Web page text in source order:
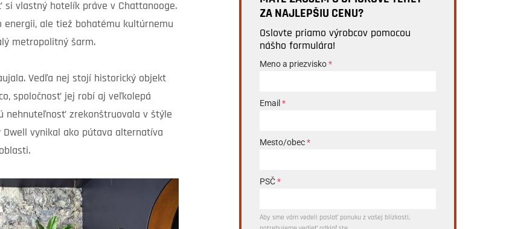
vlastný hotelík práve v Chattanooge.
ale tiež bohatému kultúrnemu
metropolitný šarm.
Vedľa nej stojí historický objekt
spoločnosť jej robí aj veľkolepá
nehnuteľnosť zrekonštruovala v štýle
Dwell vynikal ako pútava alternatíva
ZA NAJLEPŠIU CENU?
Oslovte priamo výrobcov pomocou
nášho formulára!
Meno a priezvisko*
Email *
Mesto/obec*
PSČ*
Aby sme vám vedeli poslať ponuku z vašej blízkosti,